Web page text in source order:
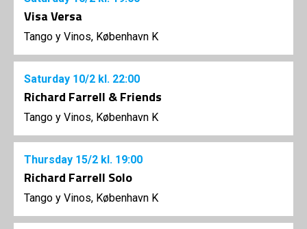
Visa Versa
Tango y Vinos, København K
Saturday 10/2 kl. 22:00
Richard Farrell & Friends
Tango y Vinos, København K
Thursday 15/2 kl. 19:00
Richard Farrell Solo
Tango y Vinos, København K